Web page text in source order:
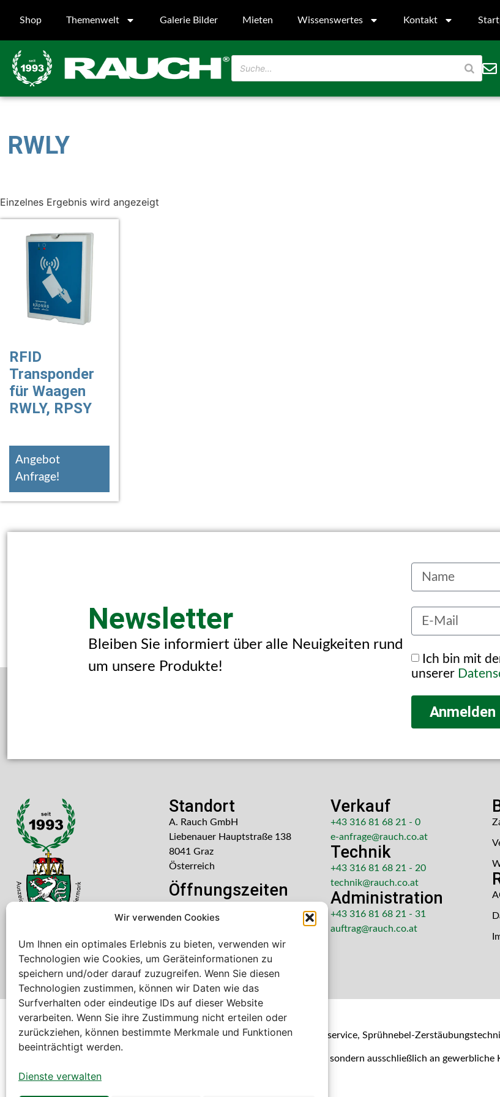
Wir verwenden Cookies
Um Ihnen ein optimales Erlebnis zu bieten, verwenden wir
Technologien wie Cookies, um Geräteinformationen zu
speichern und/oder darauf zuzugreifen. Wenn Sie diesen
Technologien zustimmen, können wir Daten wie das
Surfverhalten oder eindeutige IDs auf dieser Website
verarbeiten. Wenn Sie ihre Zustimmung nicht erteilen oder
zurückziehen, können bestimmte Merkmale und Funktionen
beeinträchtigt werden.
Dienste verwalten
Shop Themenwelt Galerie Bilder Mieten Wissenswertes Kontakt
RWLY
Einzelnes Ergebnis wird angezeigt
RFID
Transponder
für Waagen
RWLY, RPSY
Angebot
Anfrage!
Newsletter
Bleiben Sie informiert über alle Neuigkeiten rund
um unsere Produkte!
Ich bin mit
unserer
Anmelden
Standort
A. Rauch GmbH
Liebenauer Hauptstraße 138
8041 Graz
Österreich
Öffnungszeiten
Freitag: 08:00 – 14:30 Uhr
Verkauf
+43 316 81 68 21 - 0
e-anfrage@rauch.co.at
Technik
+43 316 81 68 21 - 20
technik@rauch.co.at
Administration
+43 316 81 68 21 - 31
auftrag@rauch.co.at
Bei diesem Webshop handelt es sich um einen B2B-Webshop
A. Rauch GmbH – Ihr Experte aus Österreich für Waagen, Eich- & Kalibrierservice, Sprühnebel-
Sämtliche Angebote der A. Rauch GmbH richten sich nicht an Verbraucher, sondern ausschließlich an
der Schweiz (weitere Länder auf Anfrage).